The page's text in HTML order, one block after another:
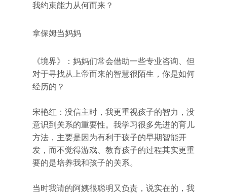
我约束能力从何而来？
拿保姆当妈妈
《境界》：妈妈们常会借助一些专业咨询、但
对于寻找从上帝而来的智慧很陌生，你是如何
经历的？
宋艳红：没信主时，我更重视孩子的智力，没
意识到关系的重要性。我学习很多先进的育儿
方法，主要是因为有利于孩子的早期智能开
发，而不觉得游戏、教育孩子的过程其实更重
要的是培养我和孩子的关系。
当时我请的阿姨很聪明又负责，说实在的，我